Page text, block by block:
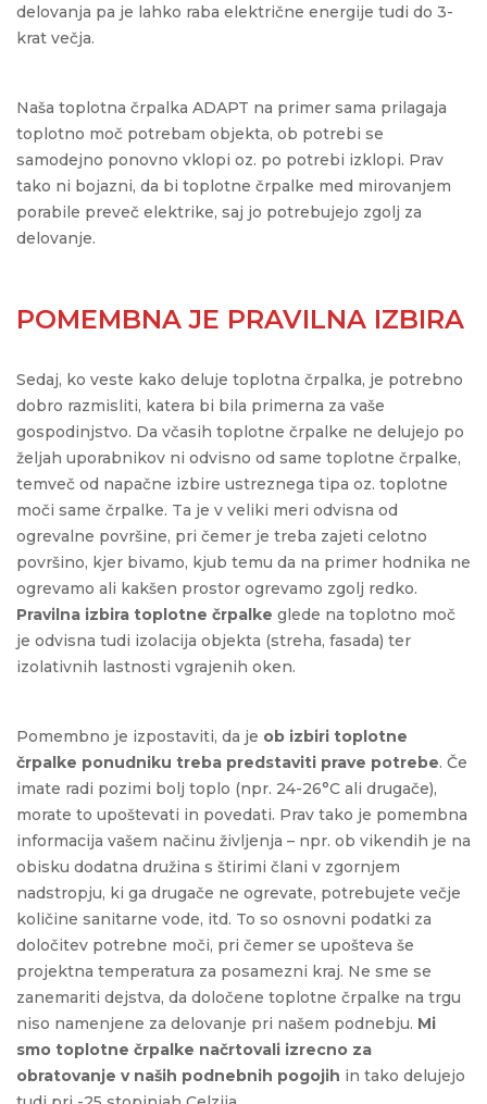
delovanja pa je lahko raba električne energije tudi do 3-
krat večja.
Naša toplotna črpalka ADAPT na primer sama prilagaja
toplotno moč potrebam objekta, ob potrebi se
samodejno ponovno vklopi oz. po potrebi izklopi. Prav
tako ni bojazni, da bi toplotne črpalke med mirovanjem
porabile preveč elektrike, saj jo potrebujejo zgolj za
delovanje.
POMEMBNA JE PRAVILNA IZBIRA
Sedaj, ko veste kako deluje toplotna črpalka, je potrebno
dobro razmisliti, katera bi bila primerna za vaše
gospodinjstvo. Da včasih toplotne črpalke ne delujejo po
željah uporabnikov ni odvisno od same toplotne črpalke,
temveč od napačne izbire ustreznega tipa oz. toplotne
moči same črpalke. Ta je v veliki meri odvisna od
ogrevalne površine, pri čemer je treba zajeti celotno
površino, kjer bivamo, kjub temu da na primer hodnika ne
ogrevamo ali kakšen prostor ogrevamo zgolj redko.
Pravilna izbira toplotne črpalke glede na toplotno moč
je odvisna tudi izolacija objekta (streha, fasada) ter
izolativnih lastnosti vgrajenih oken.
Pomembno je izpostaviti, da je ob izbiri toplotne
črpalke ponudniku treba predstaviti prave potrebe. Če
imate radi pozimi bolj toplo (npr. 24-26°C ali drugače),
morate to upoštevati in povedati. Prav tako je pomembna
informacija vašem načinu življenja – npr. ob vikendih je na
obisku dodatna družina s štirimi člani v zgornjem
nadstropju, ki ga drugače ne ogrevate, potrebujete večje
količine sanitarne vode, itd. To so osnovni podatki za
določitev potrebne moči, pri čemer se upošteva še
projektna temperatura za posamezni kraj. Ne sme se
zanemariti dejstva, da določene toplotne črpalke na trgu
niso namenjene za delovanje pri našem podnebju. Mi
smo toplotne črpalke načrtovali izrecno za
obratovanje v naših podnebnih pogojih in tako delujejo